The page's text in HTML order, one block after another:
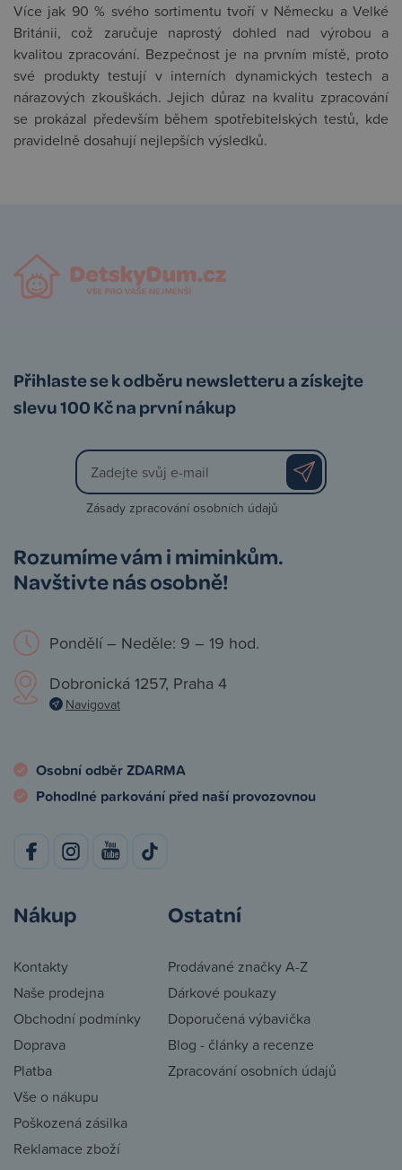
Více jak 90 % svého sortimentu tvoří v Německu a Velké
Británii, což zaručuje naprostý dohled nad výrobou a
kvalitou zpracování. Bezpečnost je na prvním místě, proto
své produkty testují v interních dynamických testech a
nárazových zkouškách. Jejich důraz na kvalitu zpracování
se prokázal především během spotřebitelských testů, kde
pravidelně dosahují nejlepších výsledků.
Přihlaste se k odběru newsletteru a získejte
slevu 100 Kč na první nákup
Zásady zpracování osobních údajů
Rozumíme vám i miminkům.
Navštivte nás osobně!
Pondělí – Neděle: 9 – 19 hod.
Dobronická 1257, Praha 4
Navigovat
Osobní odběr ZDARMA
Pohodlné parkování před naší provozovnou
Nákup
Kontakty
Naše prodejna
Obchodní podmínky
Doprava
Platba
Vše o nákupu
Poškozená zásilka
Reklamace zboží
Ostatní
Prodávané značky A-Z
Dárkové poukazy
Doporučená výbavička
Blog - články a recenze
Zpracování osobních údajů